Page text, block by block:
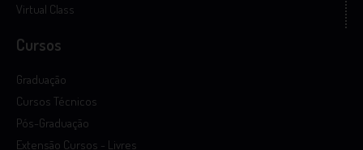
Virtual Class
Cursos
Graduação
Cursos Técnicos
Pós-Graduação
Extensão Cursos - Livres